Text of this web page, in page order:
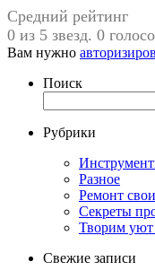
Средний рейтинг
0 из 5 звезд. 0
Вам нужно
Поиск
Рубрики
Разное
Ремонт
Секреты
Творим уют
Свежие записи